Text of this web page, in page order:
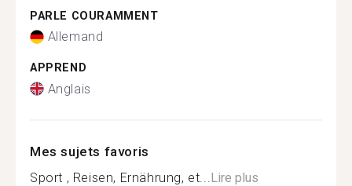
PARLE COURAMMENT
Allemand
APPREND
Anglais
Mes sujets favoris
Sport , Reisen, Ernährung, et... Lire plus